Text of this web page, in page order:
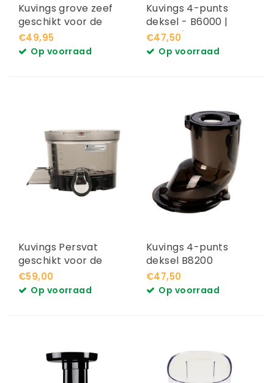
Kuvings grove zeef
geschikt voor de
revo830
€49,95
Op voorraad
Kuvings 4-punts
deksel - B6000 |
C9500 | C7000
€47,50
Op voorraad
Kuvings Persvat
geschikt voor de
Revo830
€59,00
Op voorraad
Kuvings 4-punts
deksel B8200
€47,50
Op voorraad